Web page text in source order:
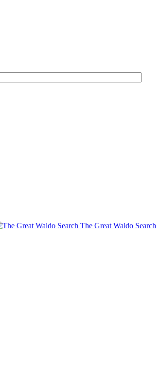
The Great Waldo Search